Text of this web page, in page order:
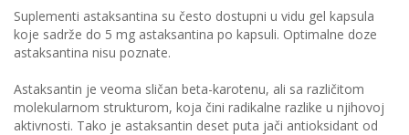
Suplementi astaksantina su često dostupni u vidu gel kapsula
koje sadrže do 5 mg astaksantina ро kapsuli. Optimalne doze
astaksantina nisu poznate.
Astaksantin je veoma sličan beta-karotenu, ali sa različitom
molekularnom strukturom, koja čini radikalne razlike u njihovoj
aktivnosti. Tako je astaksantin deset puta jači antioksidant od